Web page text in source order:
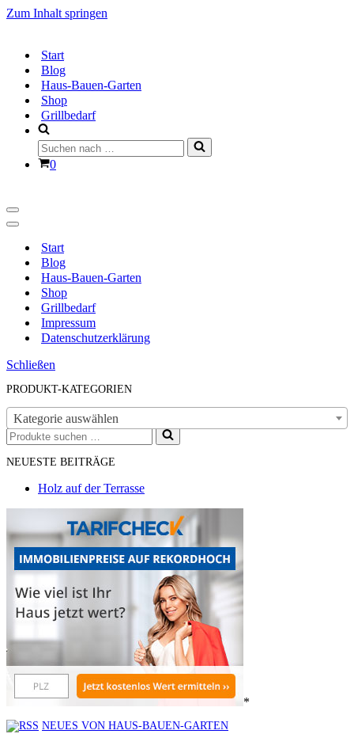
Zum Inhalt springen
Start
Blog
Haus-Bauen-Garten
Shop
Grillbedarf
Suchen
nach …
Warenkorb
0
Navigationsmenü
Navigationsmenü
Start
Blog
Haus-Bauen-Garten
Shop
Grillbedarf
Impressum
Datenschutzerklärung
Schließen
PRODUKT-KATEGORIEN
Kategorie auswählen
Suchen
nach …
NEUESTE BEITRÄGE
Holz auf der Terrasse
*
NEUES VON HAUS-BAUEN-GARTEN